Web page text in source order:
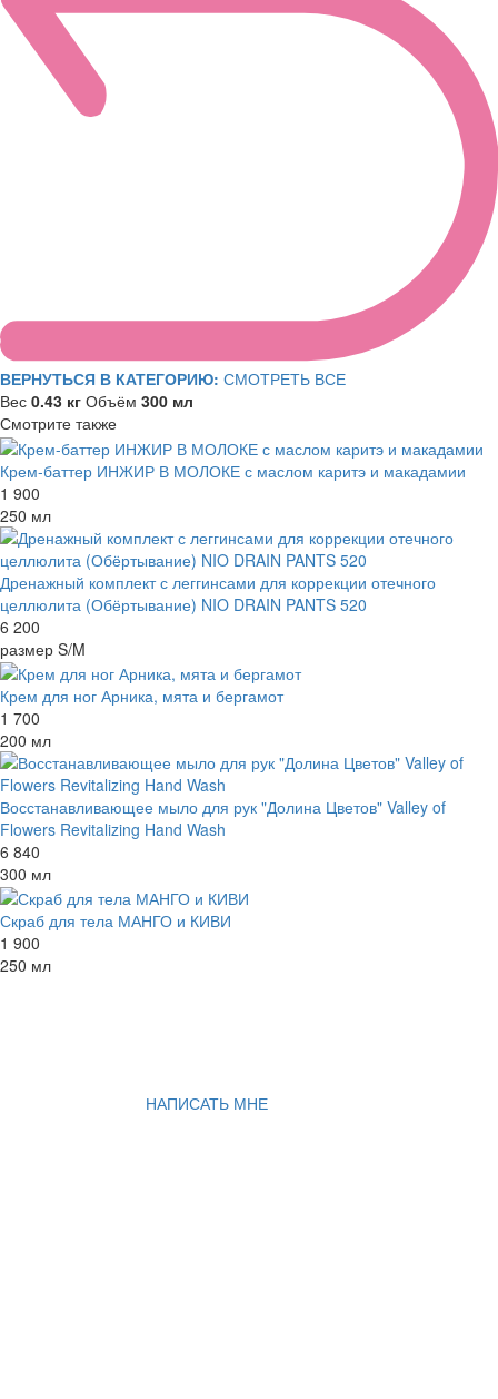
ВЕРНУТЬСЯ В КАТЕГОРИЮ: СМОТРЕТЬ ВСЕ
Вес 0.43 кг Объём 300 мл
Смотрите также
Крем-баттер ИНЖИР В МОЛОКЕ с маслом каритэ и макадамии
1 900
250 мл
Дренажный комплект с леггинсами для коррекции отечного
целлюлита (Обёртывание) NIO DRAIN PANTS 520
6 200
размер S/M
Крем для ног Арника, мята и бергамот
1 700
200 мл
Восстанавливающее мыло для рук "Долина Цветов" Valley of
Flowers Revitalizing Hand Wash
6 840
300 мл
Скраб для тела МАНГО и КИВИ
1 900
250 мл
НАПИСАТЬ МНЕ